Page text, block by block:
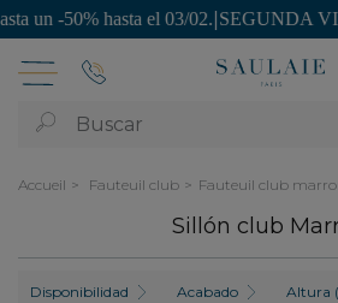
|SEGUNDA VIDA: ¡piezas únicas a
Buscar
Accueil Fauteuil club Fauteuil club
Sillón club
Disponibilidad Acabado Altura